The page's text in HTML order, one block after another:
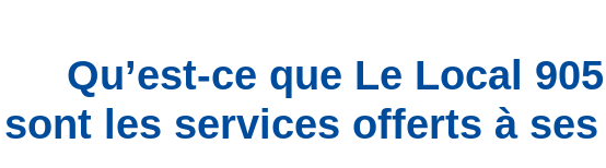
Qu’est-ce que Le Local 905
les services offerts à ses